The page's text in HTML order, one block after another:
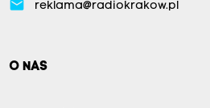
email reklama@radiokrakow.pl
O NAS